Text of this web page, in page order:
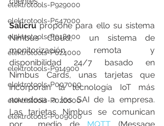
elektrotools-P929000
elektrotools-P547000
elektrotools-P018000
elektrotools-P024000
elektrotools-P914900
elektrotools-P007000
elektrotools-P026000
elektrotools-P009000
Salicru propone para ello su sistema
Nimbus Cloud,  un sistema de
monitorización remota y
disponibilidad 24/7 basado en
Nimbus Cards, unas tarjetas que
incorporan la tecnología IoT más
novedosa a los SAI de la empresa.
Las tarjetas Nimbus se comunican